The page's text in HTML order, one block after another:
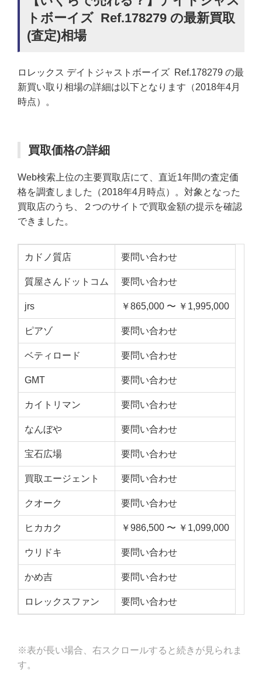
トボーイズ Ref.178279 の最新買取
(査定)相場
ロレックス デイトジャストボーイズ Ref.178279 の最
新買い取り相場の詳細は以下となります（2018年4月
時点）。
買取価格の詳細
Web検索上位の主要買取店にて、直近1年間の査定価
格を調査しました（2018年4月時点）。対象となった
買取店のうち、２つのサイトで買取金額の提示を確認
できました。
カドノ質店 要問い合わせ
質屋さんドットコム 要問い合わせ
jrs ￥865,000 〜 ￥1,995,000
ピアゾ 要問い合わせ
ベティロード 要問い合わせ
GMT 要問い合わせ
カイトリマン 要問い合わせ
なんぼや 要問い合わせ
宝石広場 要問い合わせ
買取エージェント 要問い合わせ
クオーク 要問い合わせ
ヒカカク ￥986,500 〜 ￥1,099,000
ウリドキ 要問い合わせ
かめ吉 要問い合わせ
ロレックスファン 要問い合わせ
※表が長い場合、右スクロールすると続きが見られま
す。